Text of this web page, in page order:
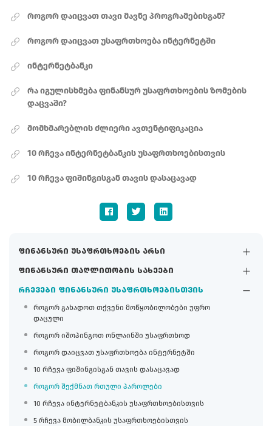
ფინანსური უსაფრთხოების არსი
ფინანსური თაღლითობის სახეები
რჩევები ფინანსური უსაფრთხოებისთვის
როგორ გახადოთ თქვენი მოწყობილობები უფრო
დაცული
როგორ იშოპინგოთ ონლაინში უსაფრთხოდ
როგორ დაიცვათ უსაფრთხოება ინტერნეტში
10 რჩევა ფიშინგისგან თავის დასაცავად
როგორ შექმნათ რთული პაროლები
10 რჩევა ინტერნეტბანკის უსაფრთხოებისთვის
5 რჩევა მობილბანკის უსაფრთხოებისთვის
როგორ დაიცვათ თავი მავნე პროგრამებისგან?
როგორ დაიცვათ უსაფრთხოება ინტერნეტში
ინტერნეტბანკი
რა იგულისხმება ფინანსურ უსაფრთხოების ზომების
დაცვაში?
მომხმარებლის ძლიერი ავთენტიფიკაცია
10 რჩევა ინტერნეტბანკის უსაფრთხოებისთვის
10 რჩევა ფიშინგისგან თავის დასაცავად